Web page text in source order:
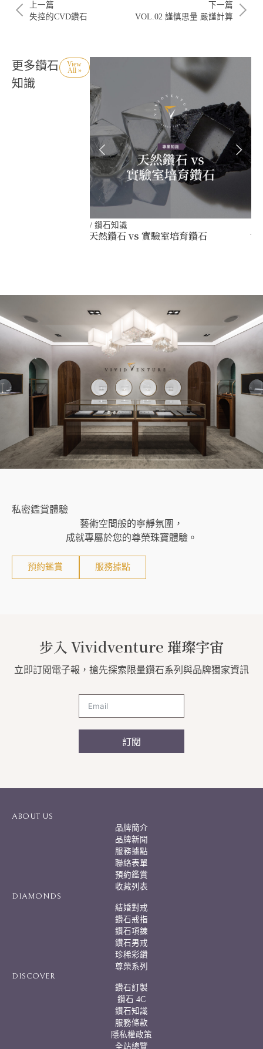
上一篇
失控的CVD鑽石
下一篇
VOL.02 謹慎思量 嚴謹計算
更多鑽石
知識
View
All »
/ 鑽石知識
天然鑽石 vs 實驗室培育鑽石 世
私密鑑賞體驗
藝術空間般的寧靜氛圍，
成就專屬於您的尊榮珠寶體驗。
預約鑑賞 服務據點
步入 Vividventure 璀璨宇宙
立即訂閱電子報，搶先探索限量鑽石系列與品牌獨家資訊
訂閱
t
ABOUT US
品牌簡介
品牌新聞
服務據點
聯絡表單
預約鑑賞
收藏列表
DIAMONDS
結婚對戒
鑽石戒指
鑽石項鍊
鑽石男戒
珍稀彩鑽
尊榮系列
DISCOVER
鑽石訂製
鑽石 4C
鑽石知識
服務條款
隱私權政策
全站總覽